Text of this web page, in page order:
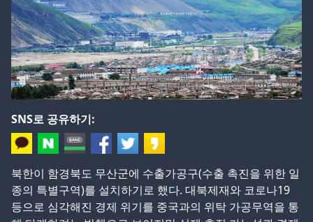
SNS로 공유하기:
북한이 함경북도 무산군에 수출가공구(수출 촉진을 위한 일
종의 특별구역)를 설치하기로 했다. 대북제재와 코로나19
등으로 심각해진 경제 위기를 중국과의 위탁 가공무역을 통